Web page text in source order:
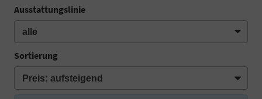
Ausstattungslinie
Sortierung